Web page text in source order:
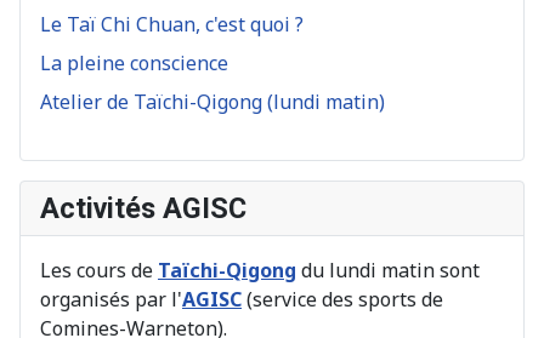
Le Taï Chi Chuan, c'est quoi ?
La pleine conscience
Atelier de Taïchi-Qigong (lundi matin)
Activités AGISC
Les cours de Taïchi-Qigong du lundi matin sont
organisés par l'AGISC(service des sports de
Comines-Warneton).